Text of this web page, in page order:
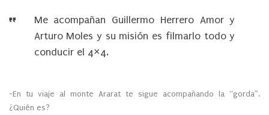
Me acompañan Guillermo Herrero Amor y
Arturo Moles y su misión es filmarlo todo y
conducir el 4×4.
-En tu viaje al monte Ararat te sigue acompañando la “gorda”.
¿Quién es?